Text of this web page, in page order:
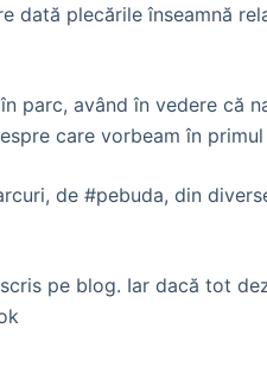
dată plecările înseamnă
parc, având în vedere că
care vorbeam în
de #pebuda, din
pe blog. Iar dacă tot